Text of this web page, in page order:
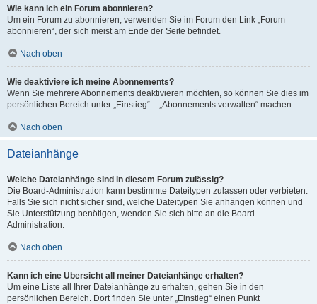
Wie kann ich ein Forum abonnieren?
Um ein Forum zu abonnieren, verwenden Sie im Forum den Link „Forum
abonnieren“, der sich meist am Ende der Seite befindet.
Nach oben
Wie deaktiviere ich meine Abonnements?
Wenn Sie mehrere Abonnements deaktivieren möchten, so können Sie dies im
persönlichen Bereich unter „Einstieg“ – „Abonnements verwalten“ machen.
Nach oben
Dateianhänge
Welche Dateianhänge sind in diesem Forum zulässig?
Die Board-Administration kann bestimmte Dateitypen zulassen oder verbieten.
Falls Sie sich nicht sicher sind, welche Dateitypen Sie anhängen können und
Sie Unterstützung benötigen, wenden Sie sich bitte an die Board-
Administration.
Nach oben
Kann ich eine Übersicht all meiner Dateianhänge erhalten?
Um eine Liste all Ihrer Dateianhänge zu erhalten, gehen Sie in den
persönlichen Bereich. Dort finden Sie unter „Einstieg“ einen Punkt